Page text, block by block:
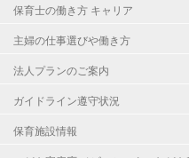
保育士の働き方 キャリア
主婦の仕事選びや働き方
法人プランのご案内
ガイドライン遵守状況
保育施設情報